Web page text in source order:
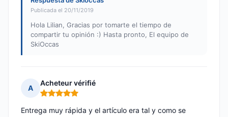
Publicada el 20/11/2019
Hola Lilian, Gracias por tomarte el tiempo de
compartir tu opinión :) Hasta pronto, El equipo de
SkiOccas
A
Acheteur vérifié
Nota: 5 de 5
Entrega muy rápida y el artículo era tal y como se